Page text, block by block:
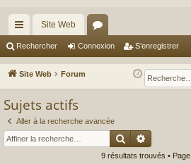
cc
ès
ra
pi
de
Site Web
or
u
m
Rechercher Connexion S’enregistrer
Site Web Forum
Sujets actifs
Aller à la recherche avancée
Rechercher
9 résultats trouvés • Page